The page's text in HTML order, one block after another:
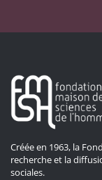
Créée en 1963, la
recherche et la
sociales.